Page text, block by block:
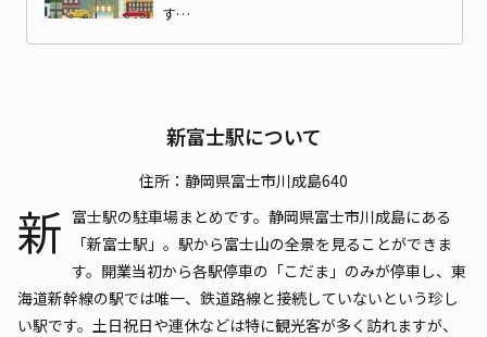
す…
新富士駅について
住所：静岡県富士市川成島640
新 富士駅の駐車場まとめです。静岡県富士市川成島にある
「新富士駅」。駅から富士山の全景を見ることができま
す。開業当初から各駅停車の「こだま」のみが停車し、東
海道新幹線の駅では唯一、鉄道路線と接続していないという珍し
い駅です。土日祝日や連休などは特に観光客が多く訪れますが、